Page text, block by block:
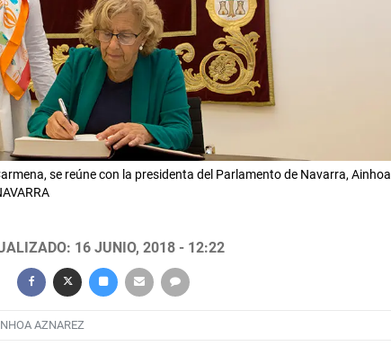
se reúne con la presidenta del Parlamento de Navarra, Ainhoa
16 JUNIO, 2018 - 12:22
AZNAREZ